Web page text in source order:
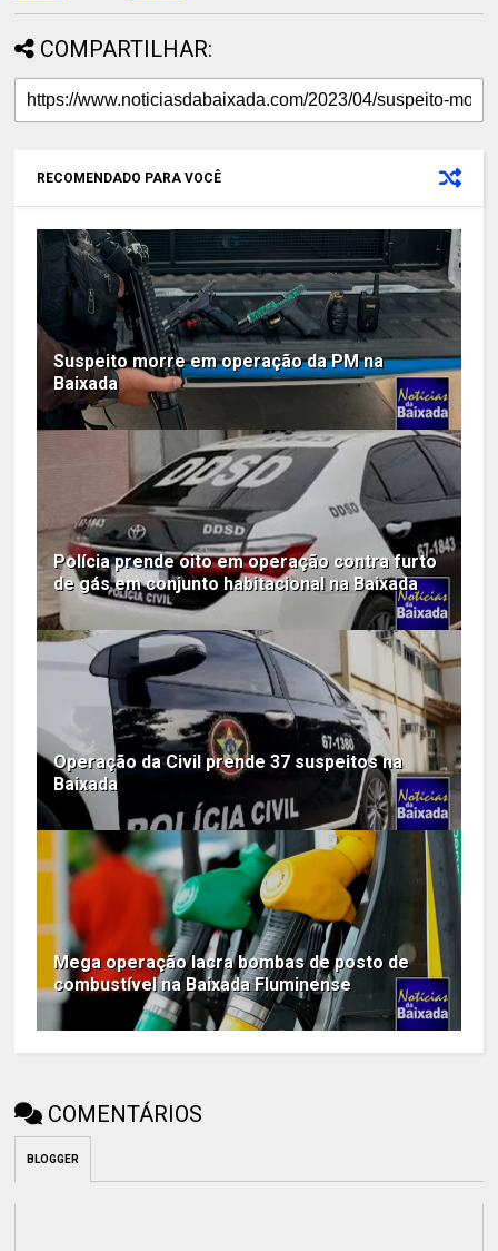
COMPARTILHAR:
RECOMENDADO PARA VOCÊ
Suspeito morre em operação da PM na
Baixada
Polícia prende oito em operação contra furto
de gás em conjunto habitacional na Baixada
Operação da Civil prende 37 suspeitos na
Baixada
Mega operação lacra bombas de posto de
combustível na Baixada Fluminense
COMENTÁRIOS
BLOGGER